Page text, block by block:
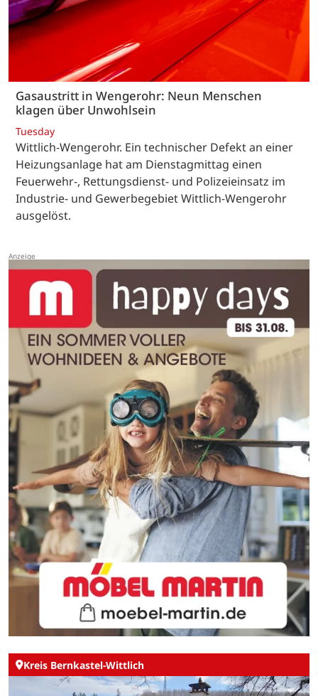
Gasaustritt in Wengerohr: Neun Menschen
klagen über Unwohlsein
Tuesday
Wittlich-Wengerohr. Ein technischer Defekt an einer
Heizungsanlage hat am Dienstagmittag einen
Feuerwehr-, Rettungsdienst- und Polizeieinsatz im
Industrie- und Gewerbegebiet Wittlich-Wengerohr
ausgelöst.
Kreis Bernkastel-Wittlich